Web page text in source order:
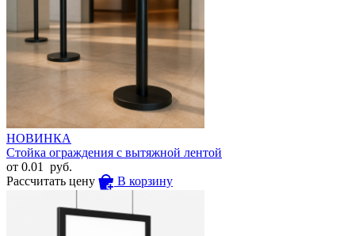
НОВИНКА
Стойка ограждения с вытяжной лентой
от 0.01
руб.
Рассчитать цену
В корзину